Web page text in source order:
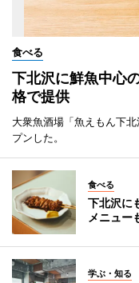
食べる
下北沢に鮮魚中心
格で提供
大衆魚酒場「魚えもん下
プンした。
食べる
下北沢に
メニュー
学ぶ・知る